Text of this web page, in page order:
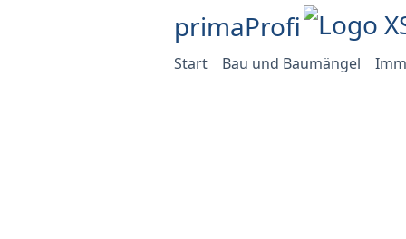
primaProfi
Start Bau und Baumängel